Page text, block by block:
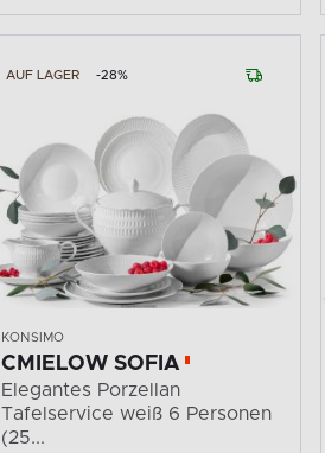
AUF LAGER -28%
KONSIMO
CMIELOW SOFIA
Elegantes Porzellan
Tafelservice weiß 6 Personen
(25...